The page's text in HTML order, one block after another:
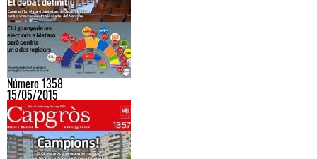
Número 1358
15/05/2015